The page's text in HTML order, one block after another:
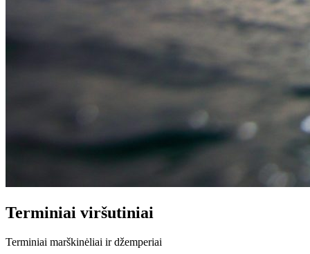
Terminiai viršutiniai
Terminiai marškinėliai ir džemperiai